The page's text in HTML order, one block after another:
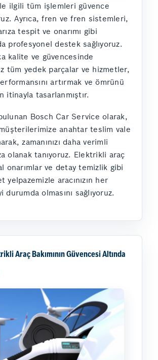
ilgili tüm işlemleri güvence
Ayrıca, fren ve fren sistemleri,
tespit ve onarımı gibi
profesyonel destek sağlıyoruz.
kalite ve güvencesinde
tüm yedek parçalar ve hizmetler,
artırmak ve ömrünü
itinayla tasarlanmıştır.
Bosch Car Service olarak,
anahtar teslim vale
zamanınızı daha verimli
olanak tanıyoruz. Elektrikli araç
onarımlar ve detay temizlik gibi
yelpazemizle aracınızın her
durumda olmasını sağlıyoruz.
Araç Bakımının Güvencesi Altında